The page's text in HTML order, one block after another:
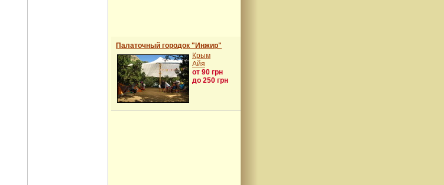
Палаточный городок "Инжир"
Крым
Айя
от 90 грн
до 250 грн